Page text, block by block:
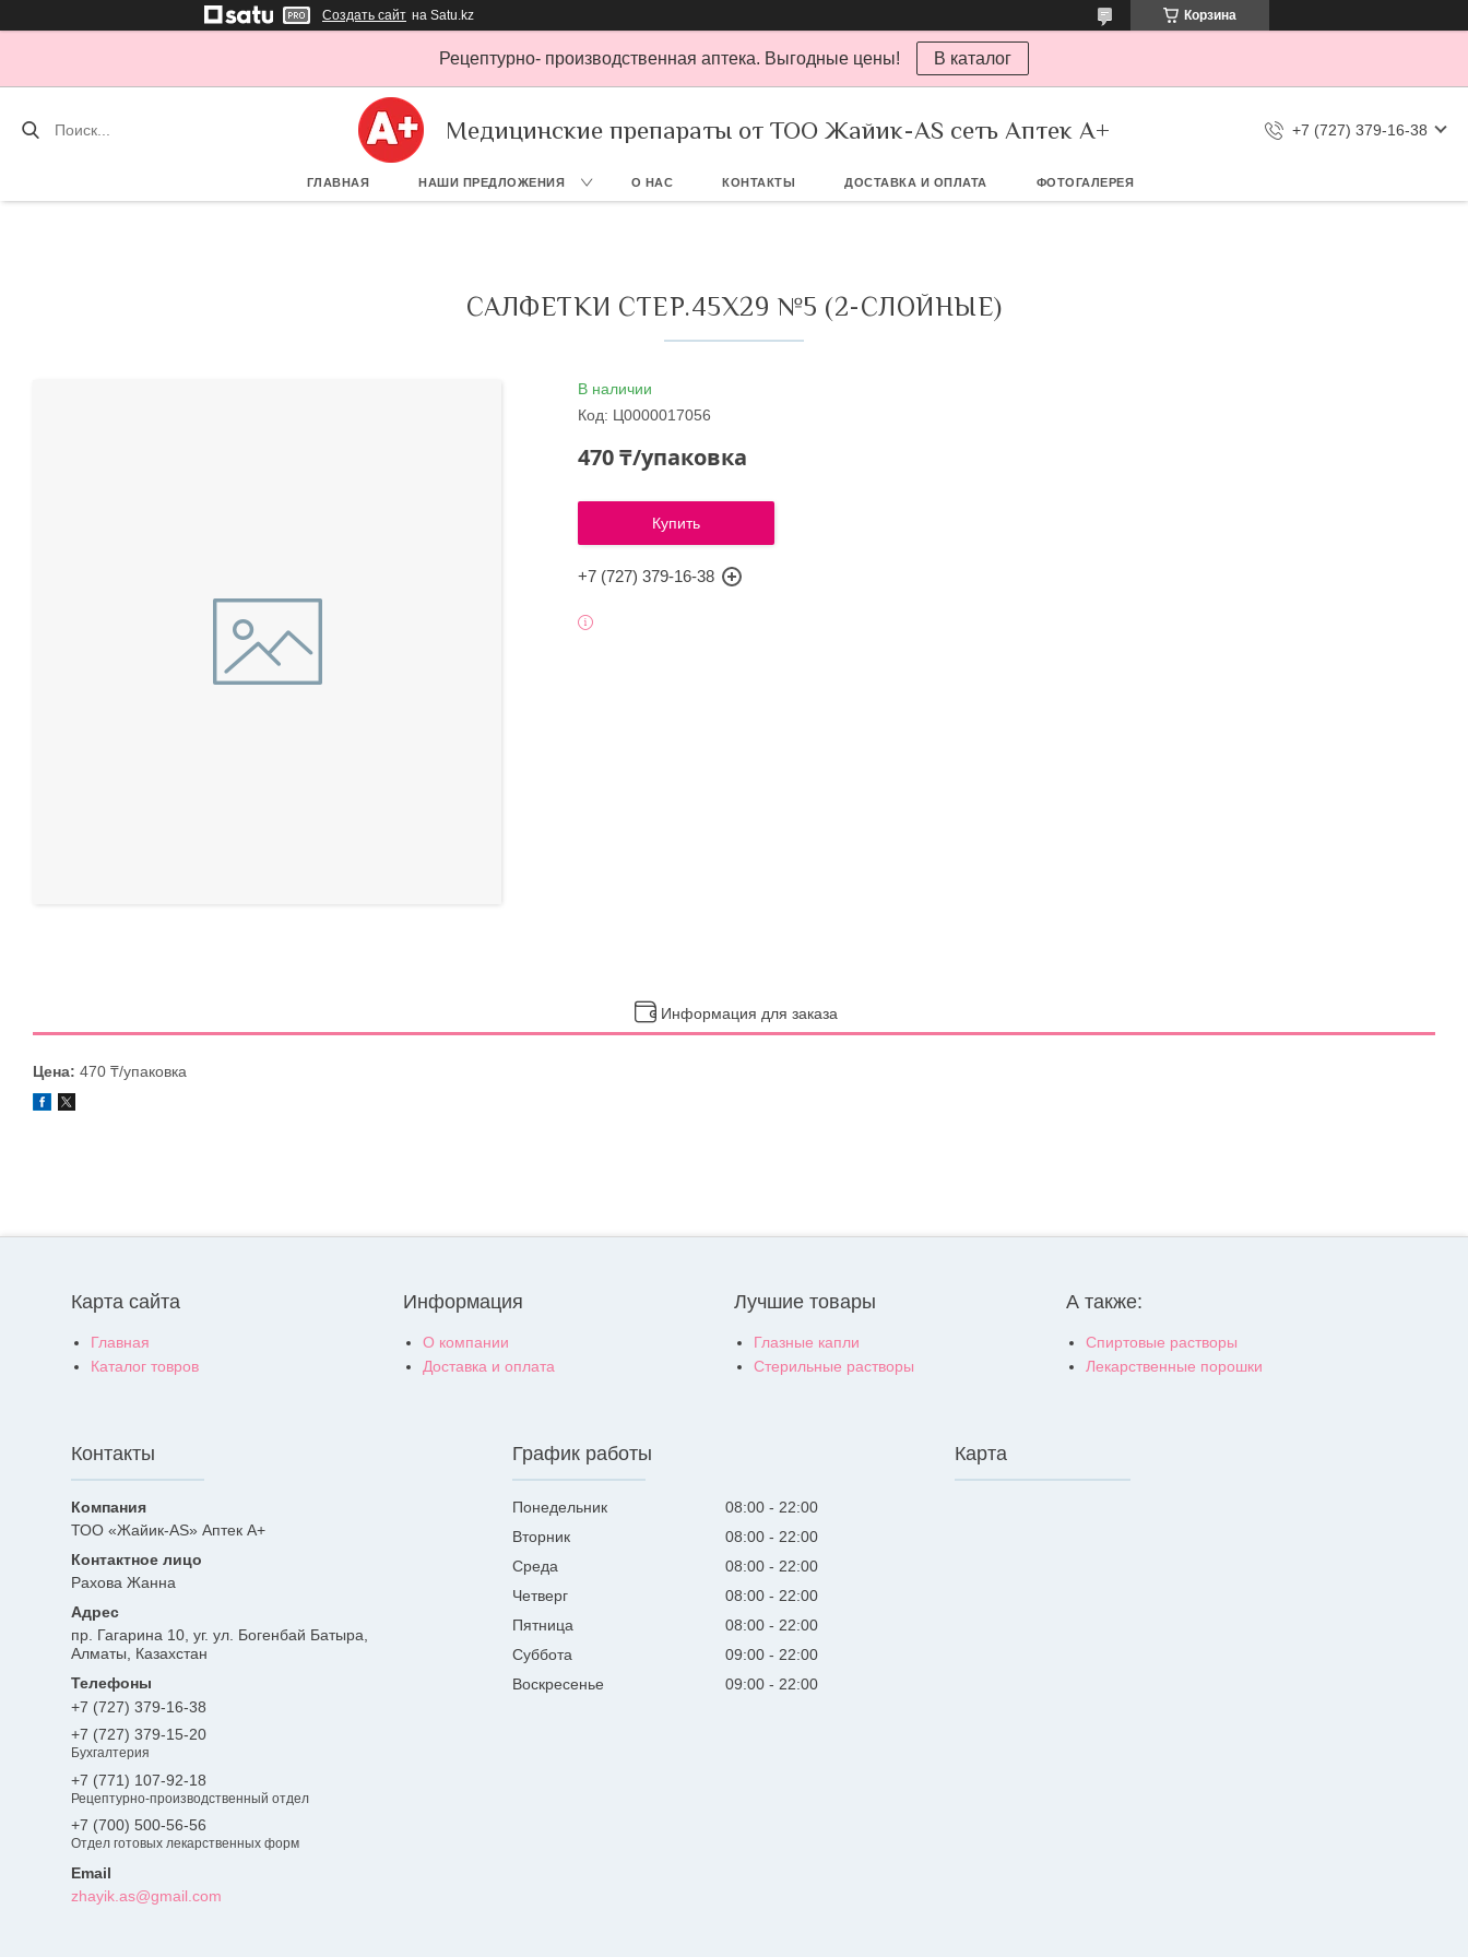
Создать сайт на Satu.kz Корзина
Рецептурно- производственная аптека. Выгодные цены! В каталог
Медицинские препараты от ТОО Жайик-AS сеть Аптек А+ +7 (727) 379-16-38
ГЛАВНАЯ НАШИ ПРЕДЛОЖЕНИЯ О НАС КОНТАКТЫ ДОСТАВКА И ОПЛАТА ФОТОГАЛЕРЕЯ
САЛФЕТКИ СТЕР.45Х29 №5 (2-СЛОЙНЫЕ)
В наличии
Код: Ц0000017056
470 ₸/упаковка
Купить
+7 (727) 379-16-38
Информация для заказа
Цена: 470 ₸/упаковка
Карта сайта
Главная
Каталог товров
Информация
О компании
Доставка и оплата
Лучшие товары
Глазные капли
Стерильные растворы
А также:
Спиртовые растворы
Лекарственные порошки
Контакты
ТОО «Жайик-AS» Аптек А+
Рахова Жанна
пр. Гагарина 10, уг. ул. Богенбай Батыра,
Алматы, Казахстан
+7 (727) 379-16-38
+7 (727) 379-15-20
Бухгалтерия
+7 (771) 107-92-18
Рецептурно-производственный отдел
+7 (700) 500-56-56
Отдел готовых лекарственных форм
zhayik.as@gmail.com
График работы
Понедельник 08:00
22:00
Вторник
08:00
22:00
Среда
08:00
22:00
Четверг
08:00
22:00
Пятница
08:00
22:00
Суббота
09:00
22:00
Воскресенье
09:00 22:00
Карта